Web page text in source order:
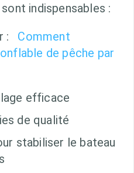
indispensables :
:
Comment
de pêche par
efficace
de qualité
stabiliser le bateau